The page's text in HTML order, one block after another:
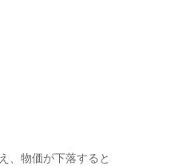
、物価が下落すると